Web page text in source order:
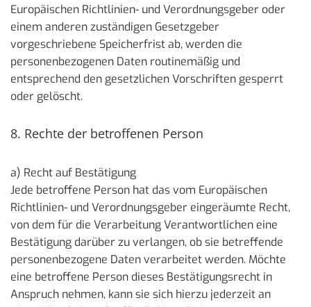
Europäischen Richtlinien- und Verordnungsgeber oder
einem anderen zuständigen Gesetzgeber
vorgeschriebene Speicherfrist ab, werden die
personenbezogenen Daten routinemäßig und
entsprechend den gesetzlichen Vorschriften gesperrt
oder gelöscht.
8. Rechte der betroffenen Person
a) Recht auf Bestätigung
Jede betroffene Person hat das vom Europäischen
Richtlinien- und Verordnungsgeber eingeräumte Recht,
von dem für die Verarbeitung Verantwortlichen eine
Bestätigung darüber zu verlangen, ob sie betreffende
personenbezogene Daten verarbeitet werden. Möchte
eine betroffene Person dieses Bestätigungsrecht in
Anspruch nehmen, kann sie sich hierzu jederzeit an